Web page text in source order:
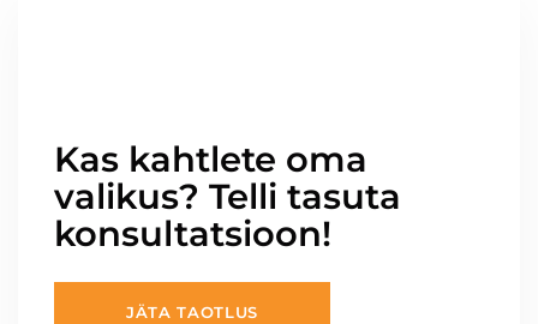
Kas kahtlete oma
valikus? Telli tasuta
konsultatsioon!
JÄTA TAOTLUS